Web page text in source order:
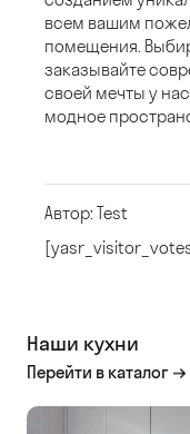
всем вашим
помещения.
заказывайте
своей мечты у
модное
Автор: Test
Наши кухни
Перейти в каталог